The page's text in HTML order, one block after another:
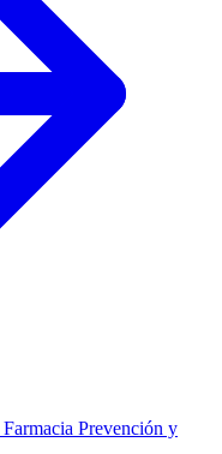
Farmacia Prevención y